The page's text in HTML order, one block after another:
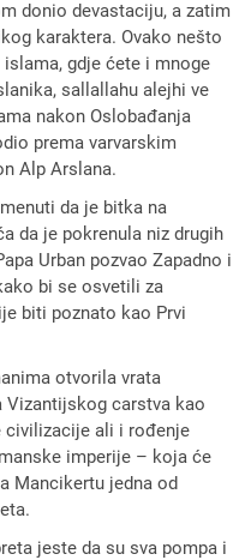
donio devastaciju, a zatim
karaktera. Ovako nešto
gdje ćete i mnoge
sallallahu alejhi ve
nakon Oslobađanja
prema varvarskim
Alp Arslana.
da je bitka na
da je pokrenula niz drugih
Urban pozvao Zapadno i
bi se osvetili za
biti poznato kao Prvi
otvorila vrata
carstva kao
civilizacije ali i rođenje
imperije – koja će
Mancikertu jedna od
jeste da su sva pompa i